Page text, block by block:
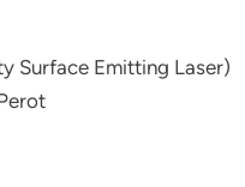
Surface Emitting Laser)